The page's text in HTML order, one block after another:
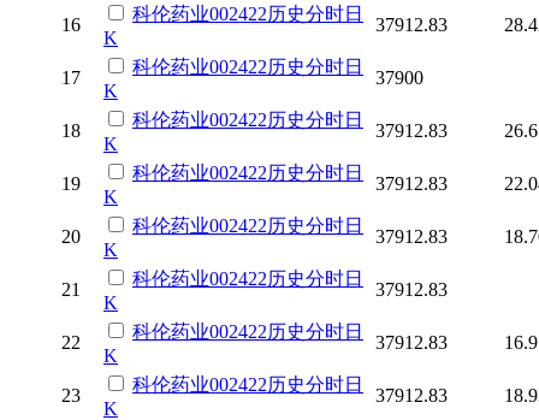
16
科伦药业002422历史分时日
K
37912.83
17
科伦药业002422历史分时日
K
37900
18
科伦药业002422历史分时日
K
37912.83
19
科伦药业002422历史分时日
K
37912.83
20
科伦药业002422历史分时日
K
37912.83
21
科伦药业002422历史分时日
K
37912.83
22
科伦药业002422历史分时日
K
37912.83
23
科伦药业002422历史分时日
K
37912.83